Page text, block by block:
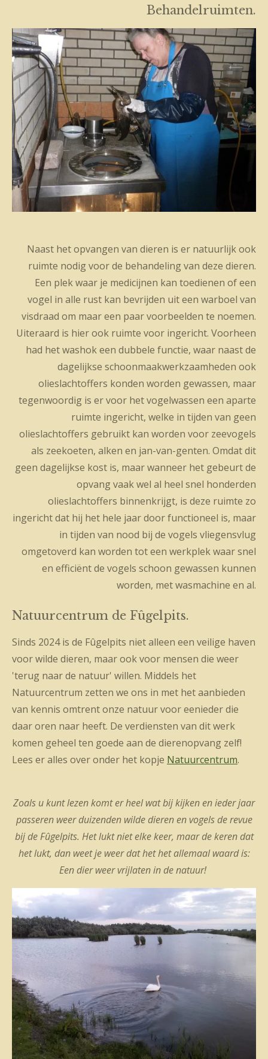
Behandelruimten.
Naast het opvangen van dieren is er natuurlijk ook
ruimte nodig voor de behandeling van deze dieren.
Een plek waar je medicijnen kan toedienen of een
vogel in alle rust kan bevrijden uit een warboel van
visdraad om maar een paar voorbeelden te noemen.
Uiteraard is hier ook ruimte voor ingericht. Voorheen
had het washok een dubbele functie, waar naast de
dagelijkse schoonmaakwerkzaamheden ook
olieslachtoffers konden worden gewassen, maar
tegenwoordig is er voor het vogelwassen een aparte
ruimte ingericht, welke in tijden van geen
olieslachtoffers gebruikt kan worden voor zeevogels
als zeekoeten, alken en jan-van-genten. Omdat dit
geen dagelijkse kost is, maar wanneer het gebeurt de
opvang vaak wel al heel snel honderden
olieslachtoffers binnenkrijgt, is deze ruimte zo
ingericht dat hij het hele jaar door functioneel is, maar
in tijden van nood bij de vogels vliegensvlug
omgetoverd kan worden tot een werkplek waar snel
en efficiënt de vogels schoon gewassen kunnen
worden, met wasmachine en al.
Natuurcentrum de Fûgelpits.
Sinds 2024 is de Fûgelpits niet alleen een veilige haven
voor wilde dieren, maar ook voor mensen die weer
'terug naar de natuur' willen. Middels het
Natuurcentrum zetten we ons in met het aanbieden
van kennis omtrent onze natuur voor eenieder die
daar oren naar heeft. De verdiensten van dit werk
komen geheel ten goede aan de dierenopvang zelf!
Lees er alles over onder het kopje Natuurcentrum.
Zoals u kunt lezen komt er heel wat bij kijken en ieder jaar
passeren weer duizenden wilde dieren en vogels de revue
bij de Fûgelpits. Het lukt niet elke keer, maar de keren dat
het lukt, dan weet je weer dat het het allemaal waard is:
Een dier weer vrijlaten in de natuur!